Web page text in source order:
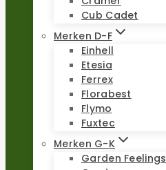
Cub Cadet
Merken D-F
Einhell
Etesia
Ferrex
Florabest
Flymo
Fuxtec
Merken G-K
Garden Feelings